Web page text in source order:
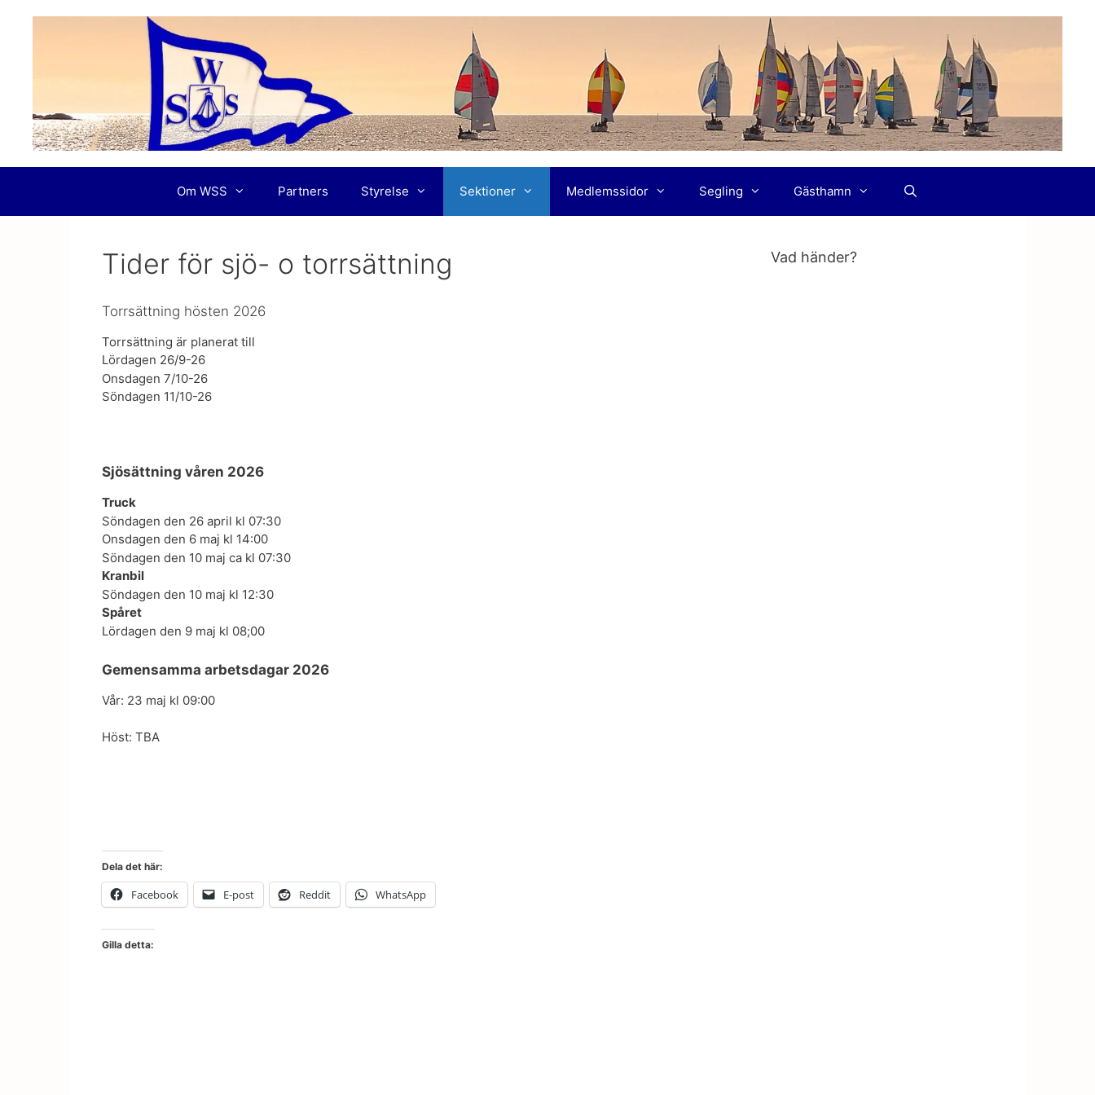
Om WSS Partners Styrelse Sektioner Medlemssidor Segling Gästhamn
Tider för sjö- o torrsättning
Torrsättning hösten 2026
Torrsättning är planerat till
Lördagen 26/9-26
Onsdagen 7/10-26
Söndagen 11/10-26
Sjösättning våren 2026
Truck
Söndagen den 26 april kl 07:30
Onsdagen den 6 maj kl 14:00
Söndagen den 10 maj ca kl 07:30
Kranbil
Söndagen den 10 maj kl 12:30
Spåret
Lördagen den 9 maj kl 08;00
Gemensamma arbetsdagar 2026
Vår: 23 maj kl 09:00
Höst: TBA
Dela det här:
Facebook E-post Reddit WhatsApp
Gilla detta:
Vad händer?